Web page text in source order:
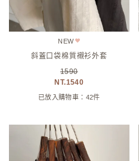
NEW
斜蓋口袋棉質襯衫外套
1590
1540
已放入購物車：42件